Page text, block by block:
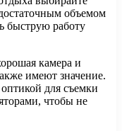
объемом
быструю работу
камера и
имеют значение.
для съемки
чтобы не